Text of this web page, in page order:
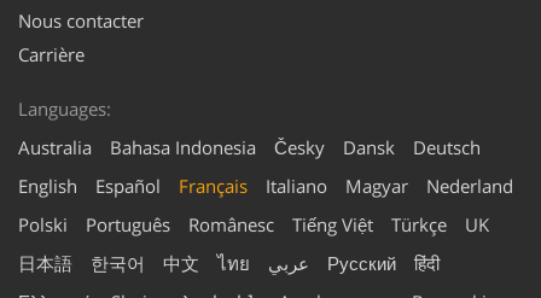
Nous contacter
Carrière
Languages:
Australia
Bahasa Indonesia Česky Dansk
Deutsch
English
Español Français Italiano Magyar
Nederland
Polski
Português Românesc Tiếng Việt Türkçe
UK
日本語
한국어 中文 ไทย عربي Русский
हिंदी